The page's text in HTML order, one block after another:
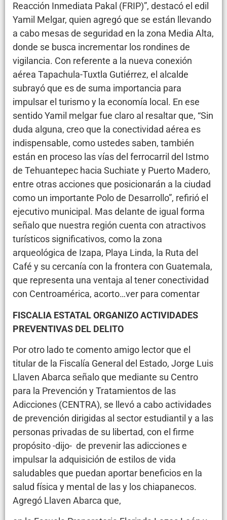
Reacción Inmediata Pakal (FRIP)”, destacó el edil
Yamil Melgar, quien agregó que se están llevando
a cabo mesas de seguridad en la zona Media Alta,
donde se busca incrementar los rondines de
vigilancia. Con referente a la nueva conexión
aérea Tapachula-Tuxtla Gutiérrez, el alcalde
subrayó que es de suma importancia para
impulsar el turismo y la economía local. En ese
sentido Yamil melgar fue claro al resaltar que, “Sin
duda alguna, creo que la conectividad aérea es
indispensable, como ustedes saben, también
están en proceso las vías del ferrocarril del Istmo
de Tehuantepec hacia Suchiate y Puerto Madero,
entre otras acciones que posicionarán a la ciudad
como un importante Polo de Desarrollo”, refirió el
ejecutivo municipal. Mas delante de igual forma
señalo que nuestra región cuenta con atractivos
turísticos significativos, como la zona
arqueológica de Izapa, Playa Linda, la Ruta del
Café y su cercanía con la frontera con Guatemala,
que representa una ventaja al tener conectividad
con Centroamérica, acorto…ver para comentar
FISCALIA ESTATAL ORGANIZO ACTIVIDADES
PREVENTIVAS DEL DELITO
Por otro lado te comento amigo lector que el
titular de la Fiscalía General del Estado, Jorge Luis
Llaven Abarca señalo que mediante su Centro
para la Prevención y Tratamientos de las
Adicciones (CENTRA), se llevó a cabo actividades
de prevención dirigidas al sector estudiantil y a las
personas privadas de su libertad, con el firme
propósito -dijo- de prevenir las adicciones e
impulsar la adquisición de estilos de vida
saludables que puedan aportar beneficios en la
salud física y mental de las y los chiapanecos.
Agregó Llaven Abarca que,